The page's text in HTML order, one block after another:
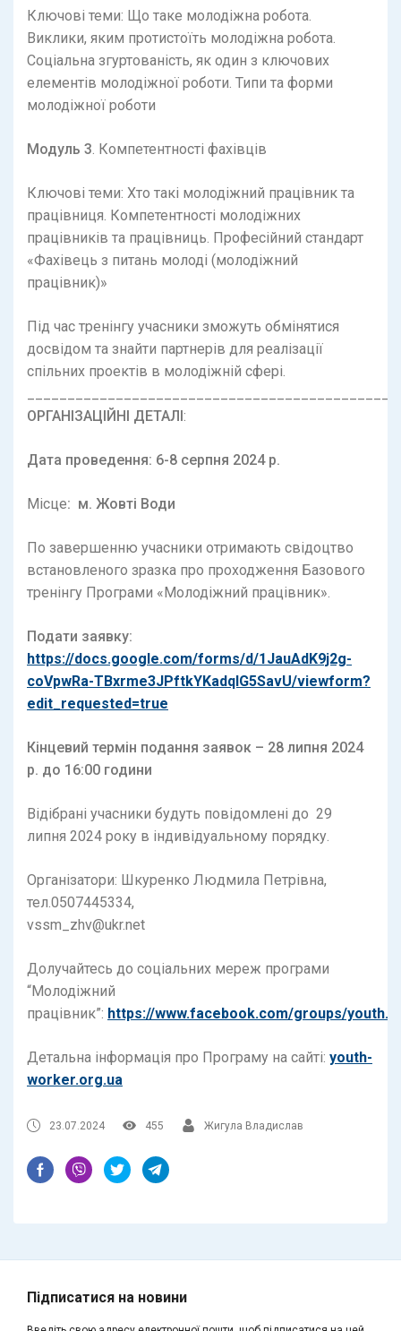
Ключові теми: Що таке молодіжна робота.
Виклики, яким протистоїть молодіжна робота.
Соціальна згуртованість, як один з ключових
елементів молодіжної роботи. Типи та форми
молодіжної роботи
Модуль 3 . Компетентності фахівців
Ключові теми: Хто такі молодіжний працівник та
працівниця. Компетентності молодіжних
працівників та працівниць. Професійний стандарт ​​
«Фахівець з питань молоді (молодіжний
працівник)»
Під час тренінгу учасники зможуть обмінятися
досвідом та знайти партнерів для реалізації
спільних проектів в молодіжній сфері.
ОРГАНІЗАЦІЙНІ ДЕТАЛІ:
Дата проведення: 6-8 серпня 2024 р.
Місце: м. Жовті Води
По завершенню учасники отримають свідоцтво
встановленого зразка про проходження Базового
тренінгу Програми «Молодіжний працівник».
Подати заявку:
https://docs.google.com/forms/d/1JauAdK9j2g-
coVpwRa-TBxrme3JPftkYKadqlG5SavU/viewform?
edit_requested=true
Кінцевий термін подання заявок – 28 липня 2024
р. до 16:00 години
Відібрані учасники будуть повідомлені до 29
липня 2024 року в індивідуальному порядку.
Організатори: Шкуренко Людмила Петрівна,
тел.0507445334,
vssm_zhv@ukr.net
Долучайтесь до соціальних мереж програми
“Молодіжний
працівник”: https://www.facebook.com/groups/
Детальна інформація про Програму на сайті: youth-
worker.org.ua
23.07.2024 455 Жигула Владислав
Підписатися на новини